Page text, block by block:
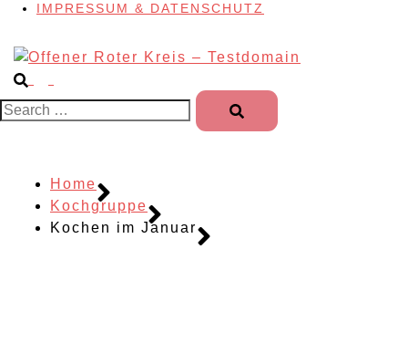
IMPRESSUM & DATENSCHUTZ
Search…
Home
Kochgruppe
Kochen im Januar